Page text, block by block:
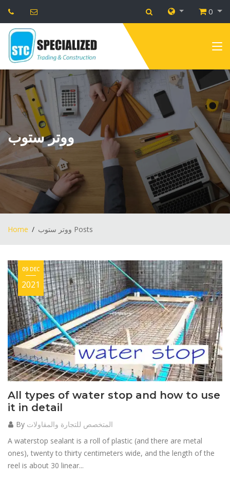
0
ووتر ستوب
Home ووتر ستوب Posts
All types of water stop and how to use
it in detail
09 DEC
2021
By المتخصص للتجارة والمقاولات
A waterstop sealant is a roll of plastic (and there are metal
ones), twenty to thirty centimeters wide, and the length of the
reel is about 30 linear...